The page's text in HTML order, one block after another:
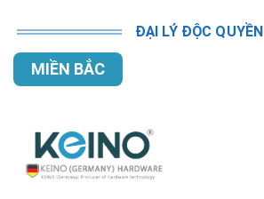
ĐẠI LÝ ĐỘC QUYỀN
MIỀN BẮC